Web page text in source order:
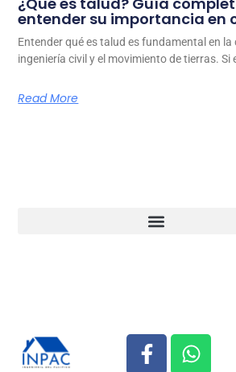
entender su importancia en
Entender qué es talud es fundamental en
ingeniería civil y el movimiento de tierras. Si
Read More